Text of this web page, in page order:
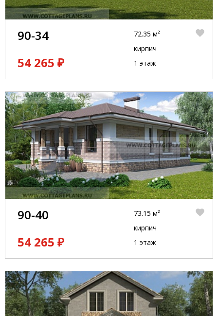
90-34
54 265 ₽
72.35 м²
кирпич
1 этаж
90-40
54 265 ₽
73.15 м²
кирпич
1 этаж